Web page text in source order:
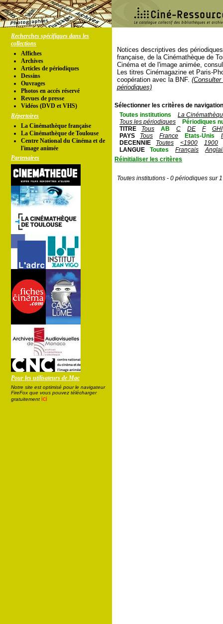
Recherches spécifiques dans les
collections
Affiches
Archives
Articles de périodiques
Dessins
Ouvrages
Photos en accés réservé
Revues de presse
Vidéos (DVD et VHS)
Répertoires
La Cinémathèque française
La Cinémathèque de Toulouse
Centre National du Cinéma et de
l'image animée
Partenaires
Pour les utilisateurs de Mac
Notre site est optimisé pour le navigateur
FireFox que vous pouvez télécharger
gratuitement ici
Notices descriptives des
française, de la Cinémathèque de
Cinéma et de l'image animée,
Les titres Cinémagazine et Paris-
coopération avec la BNF.
périodiques)
Sélectionner les critères de
Toutes institutions
La
Tous les périodiques
Périodiques
TITRE
Tous AB C DE F
GHI
PAYS
Tous France Etats-Unis
DECENNIE
Toutes <1900
1900
LANGUE
Toutes Français
Réinitialiser les critères
Toutes institutions - 0 périodiques sur